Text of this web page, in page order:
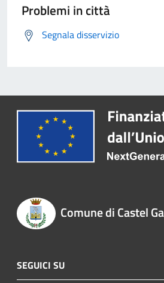
Problemi in città
Segnala disservizio
Comune di Castel
SEGUICI SU